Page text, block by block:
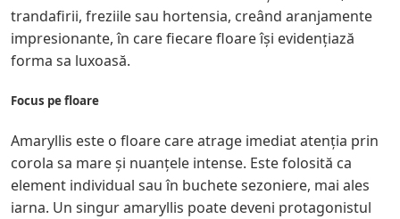
trandafirii, freziile sau hortensia, creând aranjamente
impresionante, în care fiecare floare își evidențiază
forma sa luxoasă.
Focus pe floare
Amaryllis este o floare care atrage imediat atenția prin
corola sa mare și nuanțele intense. Este folosită ca
element individual sau în buchete sezoniere, mai ales
iarna. Un singur amaryllis poate deveni protagonistul